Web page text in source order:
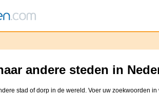
andere steden in
stad of dorp in de wereld. Voer uw zoekwoorden